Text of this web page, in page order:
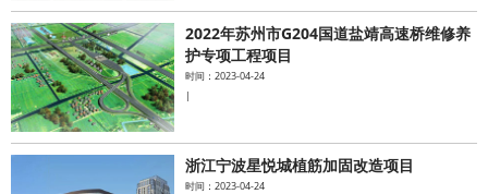
2022年苏州市G204国道盐靖高速桥维修养
护专项工程项目
时间：2023-04-24
|
浙江宁波星悦城植筋加固改造项目
时间：2023-04-24